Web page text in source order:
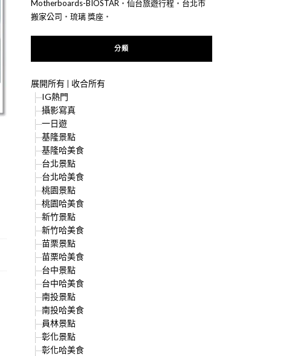
Motherboards-BIOSTAR ‧ 仙台旅遊行程 ‧ 台北市
搬家公司 ‧ 琉璃 獎座 ‧
分類
展開所有 | 收合所有
IG熱門
攝影寫真
一日遊
基隆景點
基隆哈美食
台北景點
台北哈美食
桃園景點
桃園哈美食
新竹景點
新竹哈美食
苗栗景點
苗栗哈美食
台中景點
台中哈美食
南投景點
南投哈美食
員林景點
彰化景點
彰化哈美食